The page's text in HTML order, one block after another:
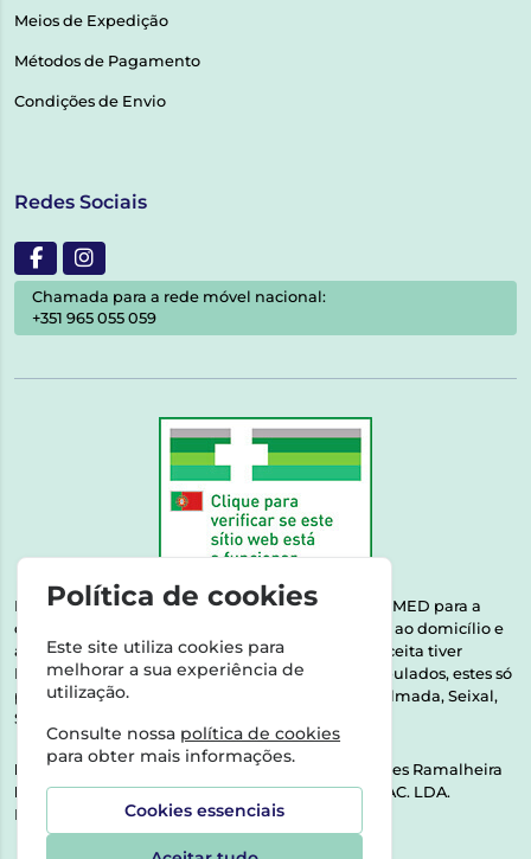
Meios de Expedição
Métodos de Pagamento
Condições de Envio
Redes Sociais
Chamada para a rede móvel nacional:
+351 965 055 059
Esta farmácia encontra-se autorizada pelo INFARMED para a
dispensa de medicamentos e produtos de saúde ao domicílio e
através da internet. Medicamentos | Se na sua receita tiver
MSRM, MNSRM, MSRMV ou Medicamentos Manipulados, estes só
podem ser entregues nos seguintes concelhos: Almada, Seixal,
Sesimbra, Oeiras e Lisboa.
Direção Técnica:
Dra. Raquel Alexandra Fernandes Ramalheira
NIPC:513064133 | ASPAS E NÚMEROS SOC. FARMAC. LDA.
Rua dos Castanheiros 5 AB Feijó2810-036 Almada
Política de cookies
Este site utiliza cookies para
melhorar a sua experiência de
utilização.
Consulte nossa política de cookies
para obter mais informações.
Cookies essenciais